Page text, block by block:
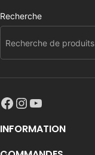
Recherche
INFORMATION